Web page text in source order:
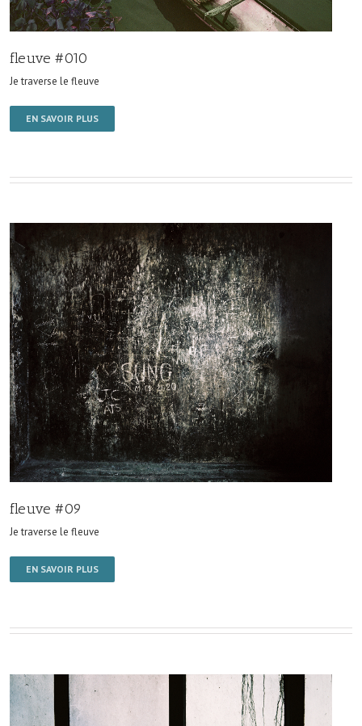
fleuve #010
Je traverse le fleuve
EN SAVOIR PLUS
fleuve #09
Je traverse le fleuve
EN SAVOIR PLUS